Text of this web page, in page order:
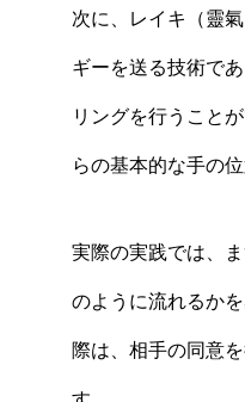
次に、レイキ（靈
ギーを送る技術で
リングを行うこと
らの基本的な手の
実際の実践では、
のように流れるか
際は、相手の同意